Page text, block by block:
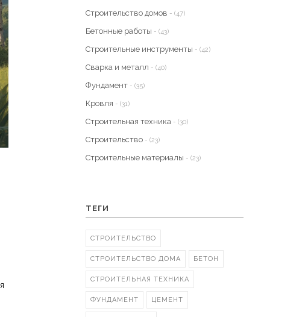
Строительство домов - (47)
Бетонные работы - (43)
Строительные инструменты - (42)
Сварка и металл - (40)
Фундамент - (35)
Кровля - (31)
Строительная техника - (30)
Строительство - (23)
Строительные материалы - (23)
ТЕГИ
СТРОИТЕЛЬСТВО
СТРОИТЕЛЬСТВО ДОМА БЕТОН
СТРОИТЕЛЬНАЯ ТЕХНИКА
ФУНДАМЕНТ ЦЕМЕНТ